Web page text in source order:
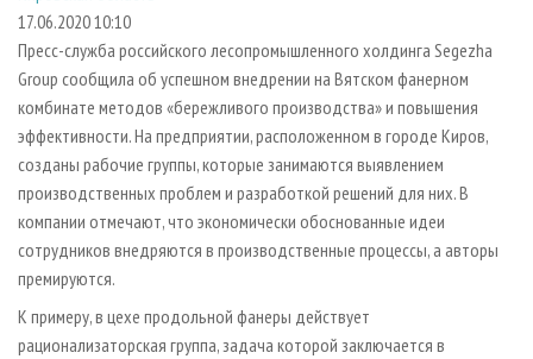
СУШКА ДРЕВЕСИНЫ
ПРОИЗВОДСТВО ДРЕВЕСНЫХ ПЛИТ
ДЕРЕВЯННОЕ ДОМОСТРОЕНИЕ
ПРОИЗВОДСТВО МЕБЕЛИ
БИОЭНЕРГЕТИКА
ЦБП
ИНСТРУМЕНТ И МАТЕРИАЛЫ
ПЕРСОНЫ
МОБИЛЬНЫЕ ВЫСТАВКИ
ОФИЦИАЛЬНЫЕ ДЕЛЕГАЦИИ
ПРИОРИТЕТНЫЕ ИНВЕСТПРОЕКТЫ
RUSSIAN FORESTRY REVIEW
ГАЗЕТА ЛЕСПРОМФОРУМ
БИБЛИОТЕКА СПЕЦИАЛИСТА
КОНТАКТЫ
РЕКЛАМА
РЕКЛАМА НА САЙТЕ
17.06.2020 10:10
Пресс-служба российского лесопромышленного холдинга Segezha
Group сообщила об успешном внедрении на Вятском фанерном
комбинате методов «бережливого производства» и повышения
эффективности. На предприятии, расположенном в городе Киров,
созданы рабочие группы, которые занимаются выявлением
производственных проблем и разработкой решений для них. В
компании отмечают, что экономически обоснованные идеи
сотрудников внедряются в производственные процессы, а авторы
премируются.
К примеру, в цехе продольной фанеры действует
рационализаторская группа, задача которой заключается в